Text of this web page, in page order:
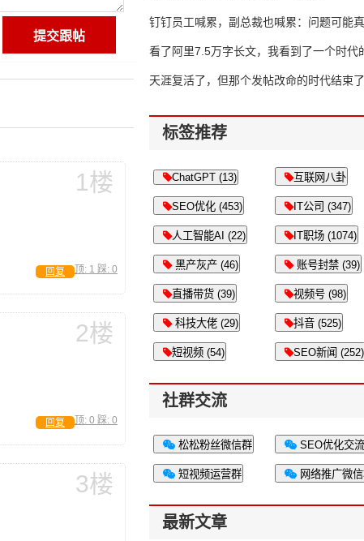
1楼
顶: 1 踩: 0
回复
2楼
顶: 0 踩: 0
回复
3楼
钉钉员工喊累，副总裁也喊累：问题可能
了
看了阿里7.5万字长文，我看到了一个时代
天涯复活了，但那个发帖改命的时代结束了
标签推荐
ChatGPT (13) 互联网八卦
SEO优化 (453) IT公司 (347)
人工智能AI (22) IT职场 (1074)
黑产灰产 (46) 账号封禁 (39)
直播带货 (39) 视频号 (98)
科技大佬 (29) 抖音 (525)
短视频 (54) SEO新闻 (252)
社群交流
松松粉丝微信群 SEO优化交
短视频运营群 网络推广微
最新文章